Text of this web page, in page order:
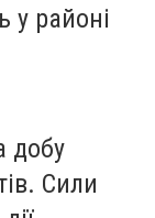
у районі
добу
Сили